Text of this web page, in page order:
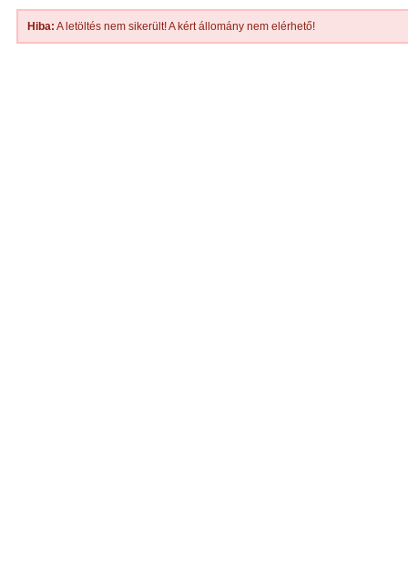
Hiba: A letöltés nem sikerült! A kért állomány nem elérhető!